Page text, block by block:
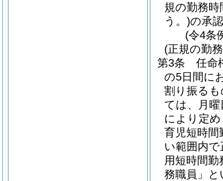
規の勤務
う。)の承
(令4条
(正規の勤
第3条
任命
の5日間に
割り振る
ては、月
により定
育児短時
い範囲内
用短時間
務職員」と